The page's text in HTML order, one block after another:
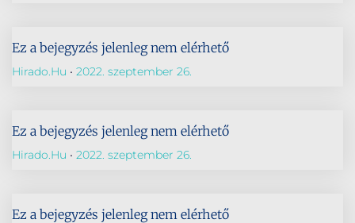
Ez a bejegyzés jelenleg nem elérhető
Hirado.hu 2022. szeptember 26.
Ez a bejegyzés jelenleg nem elérhető
Hirado.hu 2022. szeptember 26.
Ez a bejegyzés jelenleg nem elérhető